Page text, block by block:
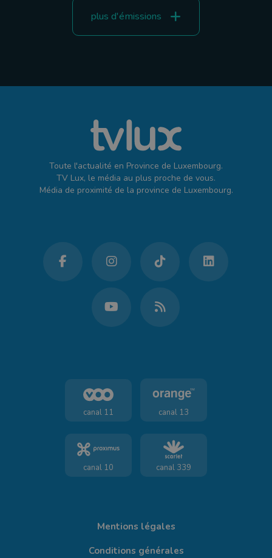
plus d'émissions
Toute l'actualité en Province de Luxembourg.
TV Lux, le média au plus proche de vous.
Média de proximité de la province de Luxembourg.
canal 11 canal 13
canal 10 canal 339
Mentions légales
Conditions générales